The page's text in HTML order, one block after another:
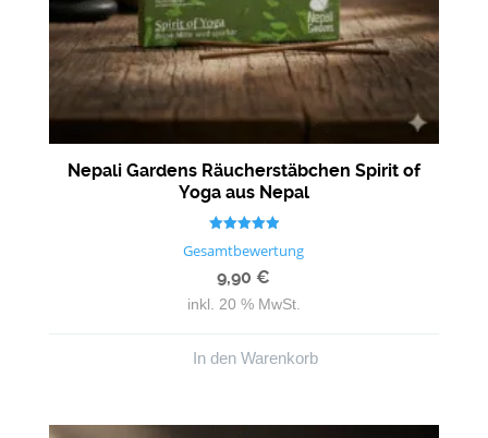
Nepali Gardens Räucherstäbchen Spirit of
Yoga aus Nepal
5.00
Gesamtbewertung
9,90€
inkl. 20 % MwSt.
In den Warenkorb